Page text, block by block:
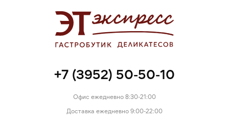
+7 (3952) 50-50-10
Офис ежедневно 8:30-21:00
Доставка ежедневно 9:00-22:00